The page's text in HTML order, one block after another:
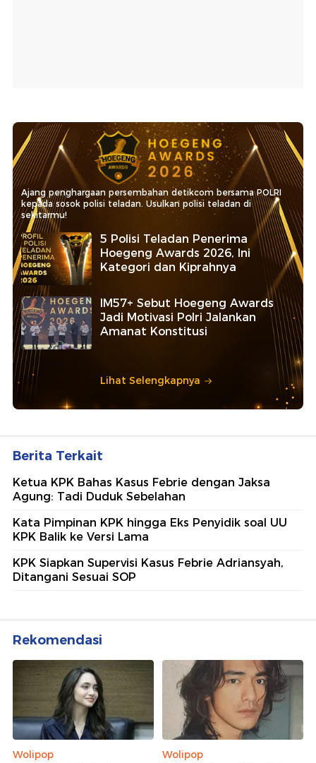
Ajang penghargaan persembahan detikcom bersama POLRI
kepada sosok polisi teladan. Usulkan polisi teladan di
sekitarmu!
5 Polisi Teladan Penerima
Hoegeng Awards 2026, Ini
Kategori dan Kiprahnya
IM57+ Sebut Hoegeng Awards
Jadi Motivasi Polri Jalankan
Amanat Konstitusi
Lihat Selengkapnya
Berita Terkait
Ketua KPK Bahas Kasus Febrie dengan Jaksa
Agung: Tadi Duduk Sebelahan
Kata Pimpinan KPK hingga Eks Penyidik soal UU
KPK Balik ke Versi Lama
KPK Siapkan Supervisi Kasus Febrie Adriansyah,
Ditangani Sesuai SOP
Rekomendasi
Wolipop
Wolipop